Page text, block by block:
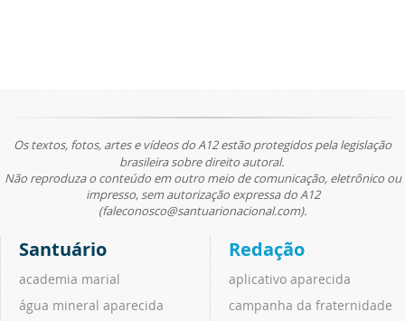
Os textos, fotos, artes e vídeos do A12 estão protegidos pela legislação
brasileira sobre direito autoral.
Não reproduza o conteúdo em outro meio de comunicação, eletrônico ou
impresso, sem autorização expressa do A12
(faleconosco@santuarionacional.com).
Santuário
academia marial
água mineral aparecida
Redação
aplicativo aparecida
campanha da fraternidade